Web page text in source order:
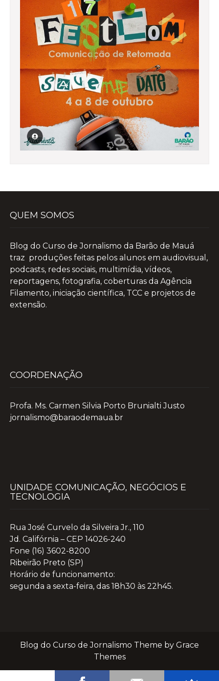
QUEM SOMOS
Blog do Curso de Jornalismo da Barão de Mauá
traz produções feitas pelos alunos em audiovisual,
podcasts, redes sociais, multimídia, vídeos,
reportagens, fotografia, coberturas da Agência
Filamento, iniciação científica, TCC e projetos de
extensão.
COORDENAÇÃO
Profa. Ms. Carmen Silvia Porto Brunialti Justo
jornalismo@baraodemaua.br
UNIDADE COMUNICAÇÃO, NEGÓCIOS E
TECNOLOGIA
Rua José Curvelo da Silveira Jr., 110
Jd. Califórnia – CEP 14026-240
Fone (16) 3602-8200
Ribeirão Preto (SP)
Horário de funcionamento:
segunda a sexta-feira, das 18h30 às 22h45.
Blog do Curso de Jornalismo Theme by Grace
Themes